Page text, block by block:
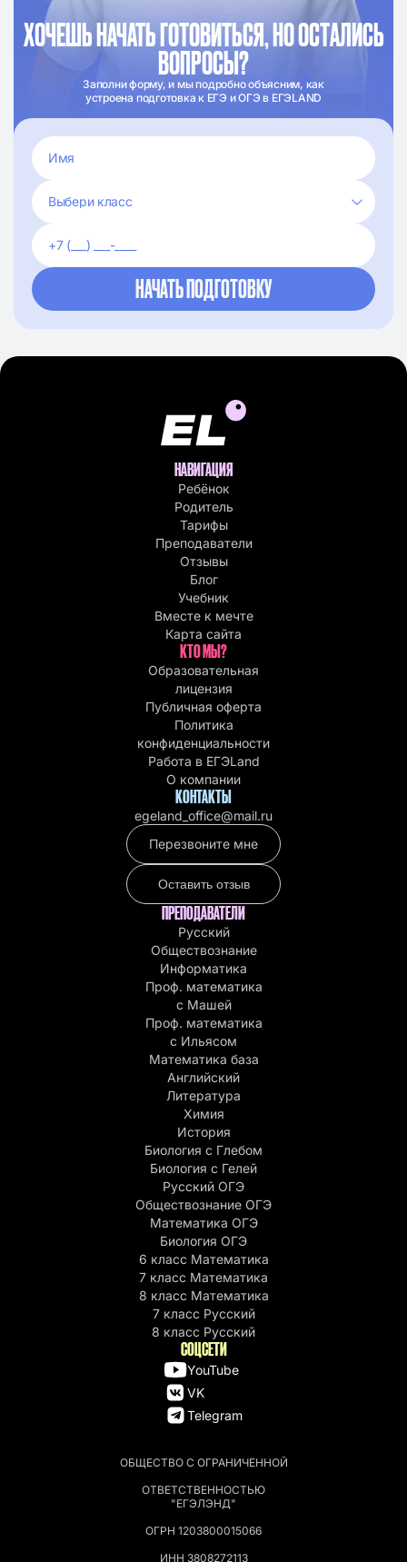
ХОЧЕШЬ НАЧАТЬ ГОТОВИТЬСЯ, НО ОСТАЛИСЬ
ВОПРОСЫ?
Заполни форму, и мы подробно объясним, как
устроена подготовка к ЕГЭ и ОГЭ в ЕГЭLAND
ОБЩЕСТВО С ОГРАНИЧЕННОЙ
ОТВЕТСТВЕННОСТЬЮ
"ЕГЭЛЭНД"
ОГРН 1203800015066
ИНН 3808272113
НАВИГАЦИЯ
Ребёнок
Родитель
Тарифы
Преподаватели
Отзывы
Блог
Учебник
Вместе к мечте
Карта сайта
КТО МЫ?
Образовательная
лицензия
Публичная оферта
Политика
конфиденциальности
Работа в EГЭLand
О компании
КОНТАКТЫ
egeland_office@mail.ru
Перезвоните мне
Оставить отзыв
ПРЕПОДАВАТЕЛИ
Русский
Обществознание
Информатика
Проф. математика
с Машей
Проф. математика
c Ильясом
Математика база
Английский
Литература
Химия
История
Биология с Глебом
Биология с Гелей
Русский ОГЭ
Обществознание ОГЭ
Математика ОГЭ
Биология ОГЭ
6 класс Математика
7 класс Математика
8 класс Математика
7 класс Русский
8 класс Русский
СОЦСЕТИ
YouTube
VK
Telegram